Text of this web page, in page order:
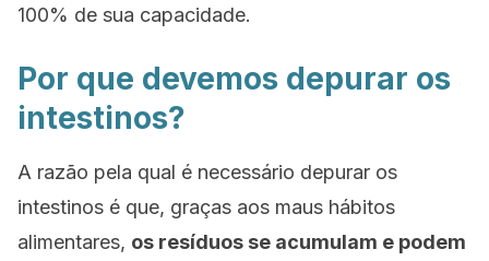
100% de sua capacidade.
Por que devemos depurar os
intestinos?
A razão pela qual é necessário depurar os
intestinos é que, graças aos maus hábitos
alimentares, os resíduos se acumulam e podem